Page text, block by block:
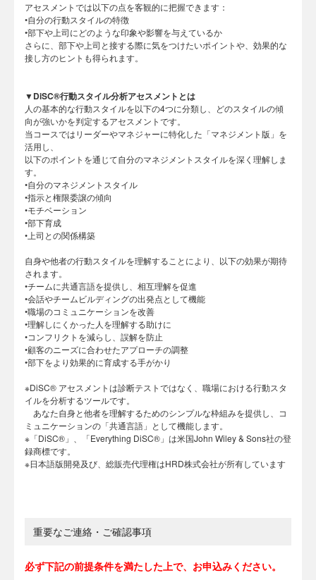
アセスメントでは以下の点を客観的に把握できます：
•自分の行動スタイルの特徴
•部下や上司にどのような印象や影響を与えているか
さらに、部下や上司と接する際に気をつけたいポイントや、効果的な
接し方のヒントも得られます。
▼DiSC®行動スタイル分析アセスメントとは
人の基本的な行動スタイルを以下の4つに分類し、どのスタイルの傾
向が強いかを判定するアセスメントです。
当コースではリーダーやマネジャーに特化した「マネジメント版」を
活用し、
以下のポイントを通じて自分のマネジメントスタイルを深く理解しま
す。
•自分のマネジメントスタイル
•指示と権限委譲の傾向
•モチベーション
•部下育成
•上司との関係構築
自身や他者の行動スタイルを理解することにより、以下の効果が期待
されます。
•チームに共通言語を提供し、相互理解を促進
•会話やチームビルディングの出発点として機能
•職場のコミュニケーションを改善
•理解しにくかった人を理解する助けに
•コンフリクトを減らし、誤解を防止
•顧客のニーズに合わせたアプローチの調整
•部下をより効果的に育成する手がかり
※DiSC® アセスメントは診断テストではなく、職場における行動スタ
イルを分析するツールです。
あなた自身と他者を理解するためのシンプルな枠組みを提供し、コ
ミュニケーションの「共通言語」として機能します。
※「DiSC®」、「Everything DiSC®」は米国John Wiley & Sons社の登
録商標です。
※日本語版開発及び、総販売代理権はHRD株式会社が所有しています
重要なご連絡・ご確認事項
必ず下記の前提条件を満たした上で、お申込みください。